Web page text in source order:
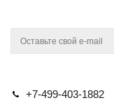
+7-499-403-1882